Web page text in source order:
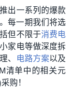
出一系列的爆款
每一期我们将选
但不限于消费电
家电等做深度拆
、
电路方案以及
清单中的相关元
购！